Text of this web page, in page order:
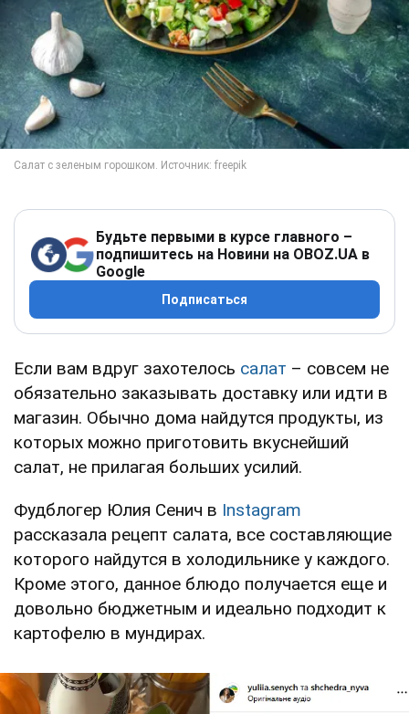
Будьте первыми в курсе главного –
подпишитесь на Новини на OBOZ.UA в
Google
Подписаться
Если вам вдруг захотелось салат – совсем не
обязательно заказывать доставку или идти в
магазин. Обычно дома найдутся продукты, из
которых можно приготовить вкуснейший
салат, не прилагая больших усилий.
Фудблогер Юлия Сенич в Instagram
рассказала рецепт салата, все составляющие
которого найдутся в холодильнике у каждого.
Кроме этого, данное блюдо получается еще и
довольно бюджетным и идеально подходит к
картофелю в мундирах.